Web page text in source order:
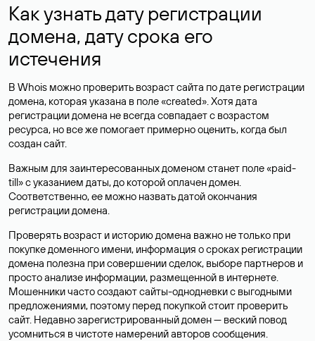
Как узнать дату регистрации
домена, дату срока его
истечения
В Whois можно проверить возраст сайта по дате регистрации
домена, которая указана в поле «created». Хотя дата
регистрации домена не всегда совпадает с возрастом
ресурса, но все же помогает примерно оценить, когда был
создан сайт.
Важным для заинтересованных доменом станет поле «paid-
till» с указанием даты, до которой оплачен домен.
Соответственно, ее можно назвать датой окончания
регистрации домена.
Проверять возраст и историю домена важно не только при
покупке доменного имени, информация о сроках регистрации
домена полезна при совершении сделок, выборе партнеров и
просто анализе информации, размещенной в интернете.
Мошенники часто создают сайты-однодневки с выгодными
предложениями, поэтому перед покупкой стоит проверить
сайт. Недавно зарегистрированный домен — веский повод
усомниться в чистоте намерений авторов сообщения.